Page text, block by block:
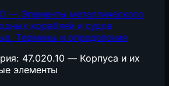
— Элементы металлического
кораблей и судов
Термины и определения
47.020.10 — Корпуса и их
элементы